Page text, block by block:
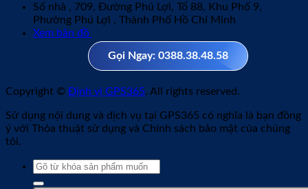
Số nhà , 709, Đường Phú Lợi, Tổ 88, Khu Phố 9,
Phường Phú Lợi , Thành Phố Hồ Chí Minh
Xem bản đồ
Gọi Ngay: 0388.38.48.58
Copyright © Định vị GPS365. All rights reserved.
Sử dụng nội dung và dịch vụ tại GPS365 có nghĩa là bạn đồng
ý với Thỏa thuật sử dụng và Chính sách bảo mật của chúng
tôi.
Tìm
kiếm: